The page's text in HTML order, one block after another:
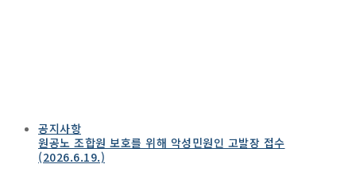
공지사항
원공노 조합원 보호를 위해 악성민원인 고발장 접수
(2026.6.19.)